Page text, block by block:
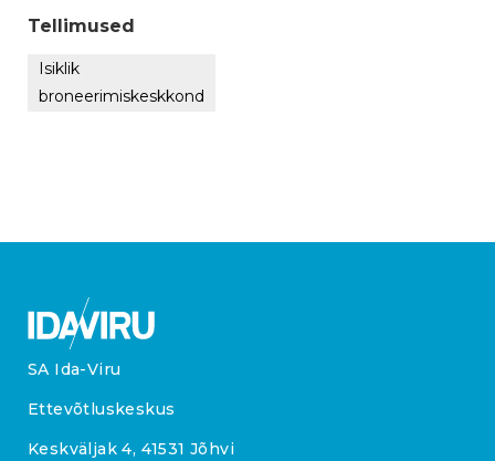
Tellimused
Isiklik
broneerimiskeskkond
SA Ida-Viru
Ettevõtluskeskus
Keskväljak 4, 41531 Jõhvi